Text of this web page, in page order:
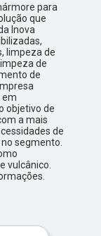
para
que
Inova
limpeza de
de
de
em
objetivo de
a mais
de
segmento.
vulcânico.